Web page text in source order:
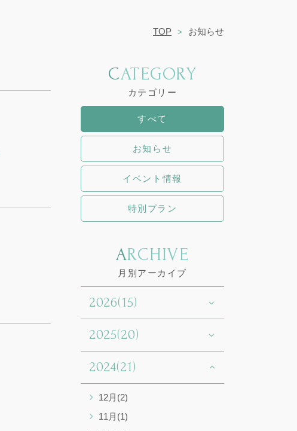
TOP お知らせ
CATEGORY
カテゴリー
すべて
お知らせ
イベント情報
特別プラン
ARCHIVE
月別アーカイブ
2026(15)
2025(20)
2024(21)
12月(2)
11月(1)